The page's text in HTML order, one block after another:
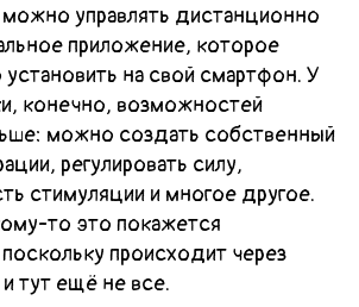
управлять дистанционно
приложение, которое
на свой смартфон. У
конечно, возможностей
можно создать собственный
регулировать силу,
стимуляции и многое другое.
то это покажется
происходит через
тут ещё не все.